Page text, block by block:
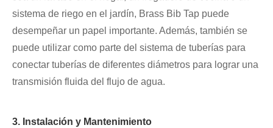
sistema de riego en el jardín, Brass Bib Tap puede
desempeñar un papel importante. Además, también se
puede utilizar como parte del sistema de tuberías para
conectar tuberías de diferentes diámetros para lograr una
transmisión fluida del flujo de agua.
3. Instalación y Mantenimiento